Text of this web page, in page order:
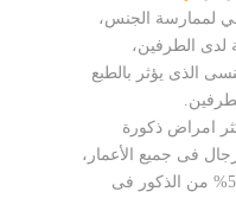
لممارسة الجنس،
لدى الطرفين،
الذى يؤثر بالطبع
امراض ذكورة
فى جميع الأعمار،
حيث يعاني أكثر من 53% من الذكور فى